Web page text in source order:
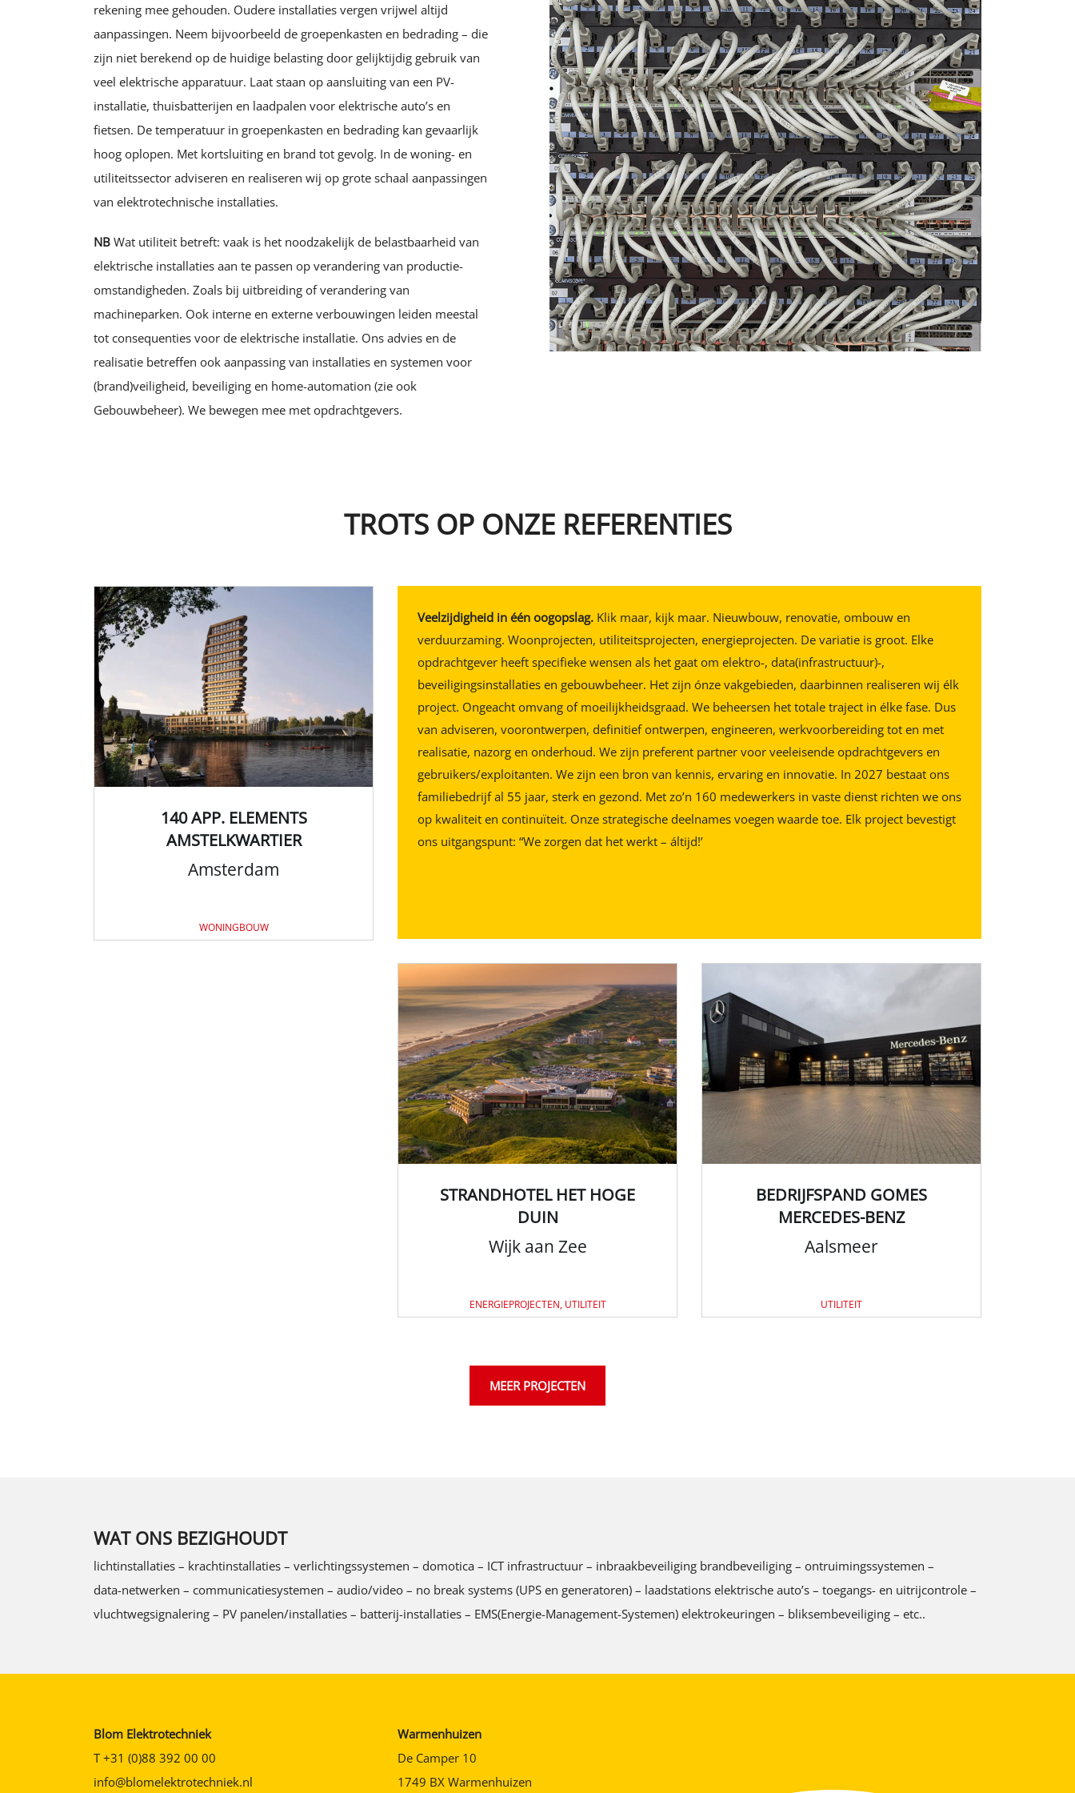
Werkgebied
rekening mee gehouden. Oudere installaties vergen vrijwel altijd
aanpassingen. Neem bijvoorbeeld de groepenkasten en bedrading – die
zijn niet berekend op de huidige belasting door gelijktijdig gebruik van
veel elektrische apparatuur. Laat staan op aansluiting van een PV-
installatie, thuisbatterijen en laadpalen voor elektrische auto’s en
fietsen. De temperatuur in groepenkasten en bedrading kan gevaarlijk
hoog oplopen. Met kortsluiting en brand tot gevolg. In de woning- en
utiliteitssector adviseren en realiseren wij op grote schaal aanpassingen
van elektrotechnische installaties.
NB Wat utiliteit betreft: vaak is het noodzakelijk de belastbaarheid van
elektrische installaties aan te passen op verandering van productie-
omstandigheden. Zoals bij uitbreiding of verandering van
machineparken. Ook interne en externe verbouwingen leiden meestal
tot consequenties voor de elektrische installatie. Ons advies en de
realisatie betreffen ook aanpassing van installaties en systemen voor
(brand)veiligheid, beveiliging en home-automation (zie ook
Gebouwbeheer). We bewegen mee met opdrachtgevers.
TROTS OP ONZE REFERENTIES
140 APP. ELEMENTS
AMSTELKWARTIER
Amsterdam
WONINGBOUW
Veelzijdigheid in één oogopslag. Klik maar, kijk maar. Nieuwbouw, renovatie, ombouw en
verduurzaming. Woonprojecten, utiliteitsprojecten, energieprojecten. De variatie is groot. Elke
opdrachtgever heeft specifieke wensen als het gaat om elektro-, data(infrastructuur)-,
beveiligingsinstallaties en gebouwbeheer. Het zijn ónze vakgebieden, daarbinnen realiseren wij élk
project. Ongeacht omvang of moeilijkheidsgraad. We beheersen het totale traject in élke fase. Dus
van adviseren, voorontwerpen, definitief ontwerpen, engineeren, werkvoorbereiding tot en met
realisatie, nazorg en onderhoud. We zijn preferent partner voor veeleisende opdrachtgevers en
gebruikers/exploitanten. We zijn een bron van kennis, ervaring en innovatie. In 2027 bestaat ons
familiebedrijf al 55 jaar, sterk en gezond. Met zo’n 160 medewerkers in vaste dienst richten we ons
op kwaliteit en continuïteit. Onze strategische deelnames voegen waarde toe. Elk project bevestigt
ons uitgangspunt: “We zorgen dat het werkt – áltijd!’
STRANDHOTEL HET HOGE
DUIN
Wijk aan Zee
ENERGIEPROJECTEN, UTILITEIT
BEDRIJFSPAND GOMES
MERCEDES-BENZ
Aalsmeer
UTILITEIT
MEER PROJECTEN
WAT ONS BEZIGHOUDT
lichtinstallaties – krachtinstallaties – verlichtingssystemen – domotica – ICT infrastructuur – inbraakbeveiliging brandbeveiliging – ontruimingssystemen –
data-netwerken – communicatiesystemen – audio/video – no break systems (UPS en generatoren) – laadstations elektrische auto’s – toegangs- en uitrijcontrole –
vluchtwegsignalering – PV panelen/installaties – batterij-installaties – EMS(Energie-Management-Systemen) elektrokeuringen – bliksembeveiliging – etc..
Blom Elektrotechniek
T+31 (0)88 392 00 00
info@blomelektrotechniek.nl
Warmenhuizen
De Camper 10
1749 BX Warmenhuizen